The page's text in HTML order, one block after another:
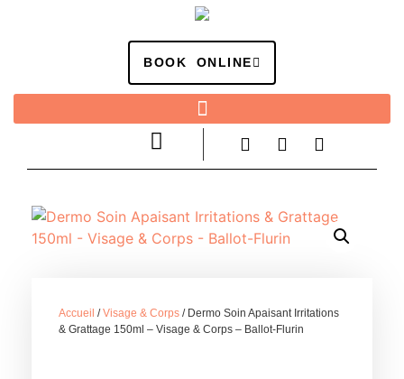
BOOK ONLINE
Accueil /Visage & Corps / Dermo Soin Apaisant Irritations
& Grattage 150ml – Visage & Corps – Ballot-Flurin